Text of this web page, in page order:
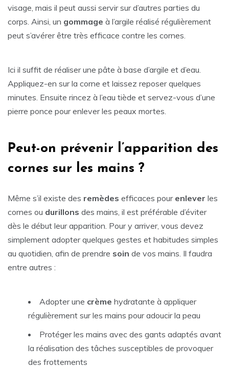
visage, mais il peut aussi servir sur d’autres parties du
corps. Ainsi, un gommage à l’argile réalisé régulièrement
peut s’avérer être très efficace contre les cornes.
Ici il suffit de réaliser une pâte à base d’argile et d’eau.
Appliquez-en sur la corne et laissez reposer quelques
minutes. Ensuite rincez à l’eau tiède et servez-vous d’une
pierre ponce pour enlever les peaux mortes.
Peut-on prévenir l’apparition des
cornes sur les mains ?
Même s’il existe des remèdes efficaces pour enlever les
cornes ou durillons des mains, il est préférable d’éviter
dès le début leur apparition. Pour y arriver, vous devez
simplement adopter quelques gestes et habitudes simples
au quotidien, afin de prendre soin de vos mains. Il faudra
entre autres :
Adopter une crème hydratante à appliquer
régulièrement sur les mains pour adoucir la peau
Protéger les mains avec des gants adaptés avant
la réalisation des tâches susceptibles de provoquer
des frottements